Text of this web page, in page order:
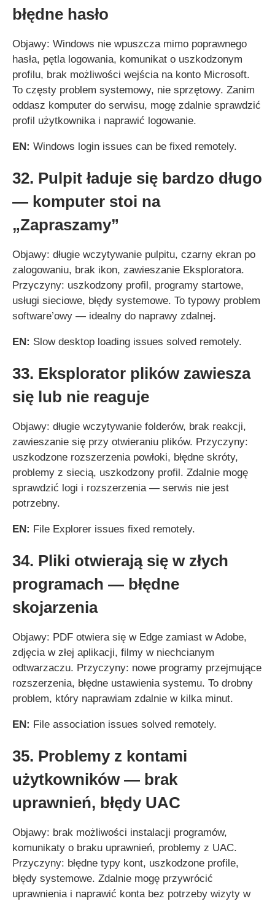
błędne hasło
Objawy: Windows nie wpuszcza mimo poprawnego
hasła, pętla logowania, komunikat o uszkodzonym
profilu, brak możliwości wejścia na konto Microsoft.
To częsty problem systemowy, nie sprzętowy. Zanim
oddasz komputer do serwisu, mogę zdalnie sprawdzić
profil użytkownika i naprawić logowanie.
EN: Windows login issues can be fixed remotely.
32. Pulpit ładuje się bardzo długo
— komputer stoi na
„Zapraszamy”
Objawy: długie wczytywanie pulpitu, czarny ekran po
zalogowaniu, brak ikon, zawieszanie Eksploratora.
Przyczyny: uszkodzony profil, programy startowe,
usługi sieciowe, błędy systemowe. To typowy problem
software’owy — idealny do naprawy zdalnej.
EN: Slow desktop loading issues solved remotely.
33. Eksplorator plików zawiesza
się lub nie reaguje
Objawy: długie wczytywanie folderów, brak reakcji,
zawieszanie się przy otwieraniu plików. Przyczyny:
uszkodzone rozszerzenia powłoki, błędne skróty,
problemy z siecią, uszkodzony profil. Zdalnie mogę
sprawdzić logi i rozszerzenia — serwis nie jest
potrzebny.
EN: File Explorer issues fixed remotely.
34. Pliki otwierają się w złych
programach — błędne
skojarzenia
Objawy: PDF otwiera się w Edge zamiast w Adobe,
zdjęcia w złej aplikacji, filmy w niechcianym
odtwarzaczu. Przyczyny: nowe programy przejmujące
rozszerzenia, błędne ustawienia systemu. To drobny
problem, który naprawiam zdalnie w kilka minut.
EN: File association issues solved remotely.
35. Problemy z kontami
użytkowników — brak
uprawnień, błędy UAC
Objawy: brak możliwości instalacji programów,
komunikaty o braku uprawnień, problemy z UAC.
Przyczyny: błędne typy kont, uszkodzone profile,
błędy systemowe. Zdalnie mogę przywrócić
uprawnienia i naprawić konta bez potrzeby wizyty w